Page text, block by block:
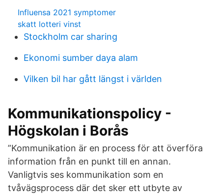
Influensa 2021 symptomer
skatt lotteri vinst
Stockholm car sharing
Ekonomi sumber daya alam
Vilken bil har gått längst i världen
Kommunikationspolicy -
Högskolan i Borås
”Kommunikation är en process för att överföra
information från en punkt till en annan.
Vanligtvis ses kommunikation som en
tvåvägsprocess där det sker ett utbyte av